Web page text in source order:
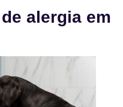
alergia em